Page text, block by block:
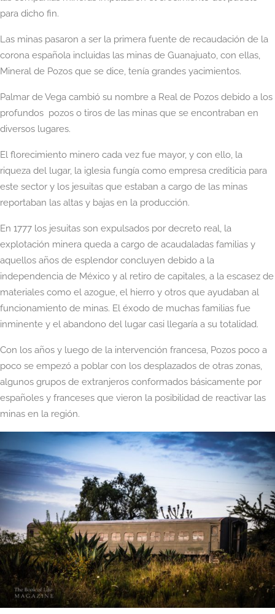
para dicho fin.
Las minas pasaron a ser la primera fuente de recaudación de la
corona española incluidas las minas de Guanajuato, con ellas,
Mineral de Pozos que se dice, tenía grandes yacimientos.
Palmar de Vega cambió su nombre a Real de Pozos debido a los
profundos pozos o tiros de las minas que se encontraban en
diversos lugares.
El florecimiento minero cada vez fue mayor, y con ello, la
riqueza del lugar, la iglesia fungía como empresa crediticia para
este sector y los jesuitas que estaban a cargo de las minas
reportaban las altas y bajas en la producción.
En 1777 los jesuitas son expulsados por decreto real, la
explotación minera queda a cargo de acaudaladas familias y
aquellos años de esplendor concluyen debido a la
independencia de México y al retiro de capitales, a la escasez de
materiales como el azogue, el hierro y otros que ayudaban al
funcionamiento de minas. El éxodo de muchas familias fue
inminente y el abandono del lugar casi llegaría a su totalidad.
Con los años y luego de la intervención francesa, Pozos poco a
poco se empezó a poblar con los desplazados de otras zonas,
algunos grupos de extranjeros conformados básicamente por
españoles y franceses que vieron la posibilidad de reactivar las
minas en la región.